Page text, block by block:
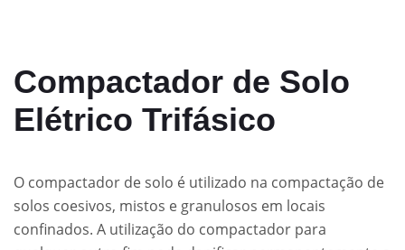
Compactador de Solo
Elétrico Trifásico
O compactador de solo é utilizado na compactação de
solos coesivos, mistos e granulosos em locais
confinados. A utilização do compactador para